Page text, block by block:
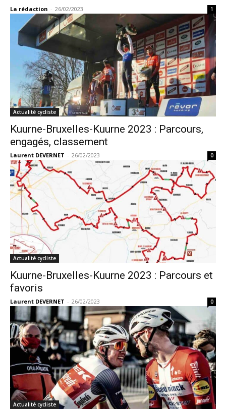
La rédaction - 26/02/2023 1
Actualité cycliste
Kuurne-Bruxelles-Kuurne 2023 : Parcours,
engagés, classement
Laurent DEVERNET - 26/02/2023 0
Actualité cycliste
Kuurne-Bruxelles-Kuurne 2023 : Parcours et
favoris
Laurent DEVERNET - 26/02/2023 0
Actualité cycliste